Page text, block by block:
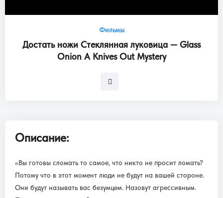
Фильмы
Достать ножи Стеклянная луковица — Glass
Onion A Knives Out Mystery
Описание:
«Вы готовы сломать то самое, что никто не просит ломать?
Потому что в этот момент люди не будут на вашей стороне.
Они будут называть вас безумцем. Назовут агрессивным.